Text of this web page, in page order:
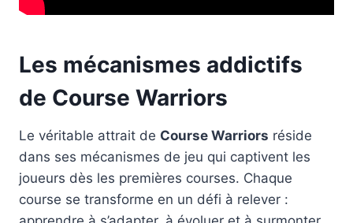
Les mécanismes addictifs
de Course Warriors
Le véritable attrait de Course Warriors réside
dans ses mécanismes de jeu qui captivent les
joueurs dès les premières courses. Chaque
course se transforme en un défi à relever :